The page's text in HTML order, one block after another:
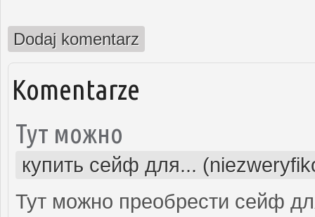
Dodaj komentarz
Komentarze
Тут можно
купить сейф для...
Тут можно преобрести сейф